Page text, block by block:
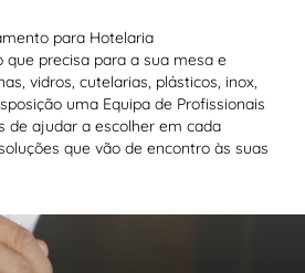
para Hotelaria
que precisa para a sua mesa e
vidros, cutelarias, plásticos, inox,
uma Equipa de Profissionais
de ajudar a escolher em cada
que vão de encontro às suas